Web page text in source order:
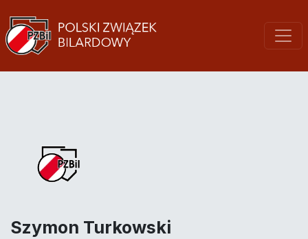
Szymon Turkowski